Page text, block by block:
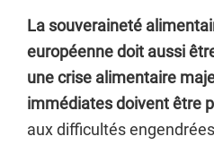
La souveraineté
européenne doit aussi
une crise alimentaire
immédiates doivent être
aux difficultés